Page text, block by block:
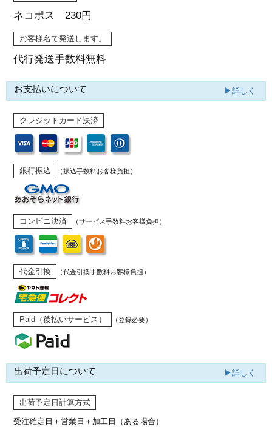
ネコポス 230円
お客様名で発送します。
代行発送手数料無料
お支払いについて ▶詳しく
クレジットカード決済
銀行振込 （振込手数料お客様負担）
コンビニ決済 （サービス手数料お客様負担）
代金引換 （代金引換手数料お客様負担）
Paid（後払いサービス） （登録必要）
出荷予定日について ▶詳しく
出荷予定日計算方式
受注確定日＋営業日＋加工日（ある場合）